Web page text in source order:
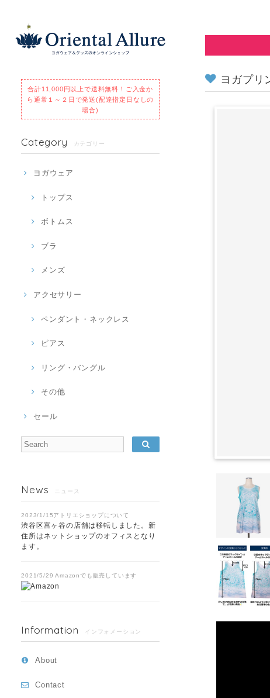
合計11,000円以上で送料無料！
ご入金か
ら通常１～２日で発送(配達指定日なしの
場合)
Category カテゴリー
ヨガウェア
トップス
ボトムス
ブラ
メンズ
アクセサリー
ペンダント・ネックレス
ピアス
リング・バングル
その他
セール
News ニュース
2023/1/15アトリエショップについて
渋谷区富ヶ谷の店舗は移転しました。新
住所はネットショップのオフィスとなり
ます。
2021/5/29 Amazonでも販売しています
Information インフォメーション
About
Contact
ヨガプ